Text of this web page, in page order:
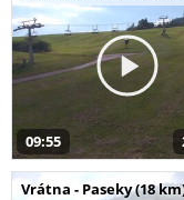
09:55
Vrátna - Paseky (18